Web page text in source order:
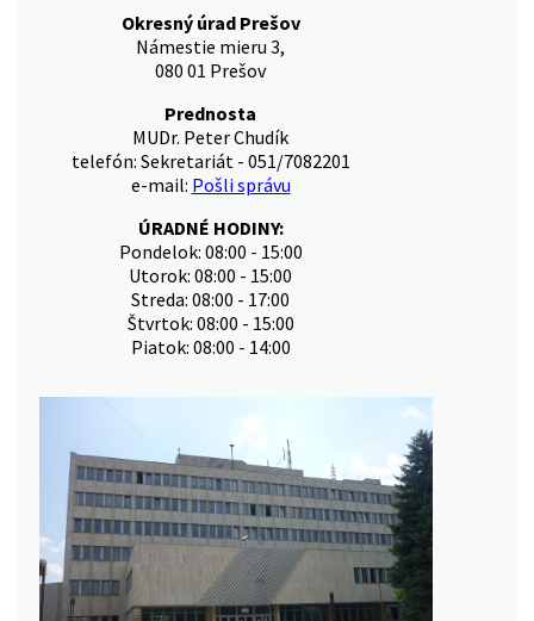
Okresný úrad Prešov
Námestie mieru 3,
080 01 Prešov
Prednosta
MUDr. Peter Chudík
telefón: Sekretariát - 051/7082201
e-mail: Pošli správu
ÚRADNÉ HODINY:
Pondelok: 08:00 - 15:00
Utorok: 08:00 - 15:00
Streda: 08:00 - 17:00
Štvrtok: 08:00 - 15:00
Piatok: 08:00 - 14:00